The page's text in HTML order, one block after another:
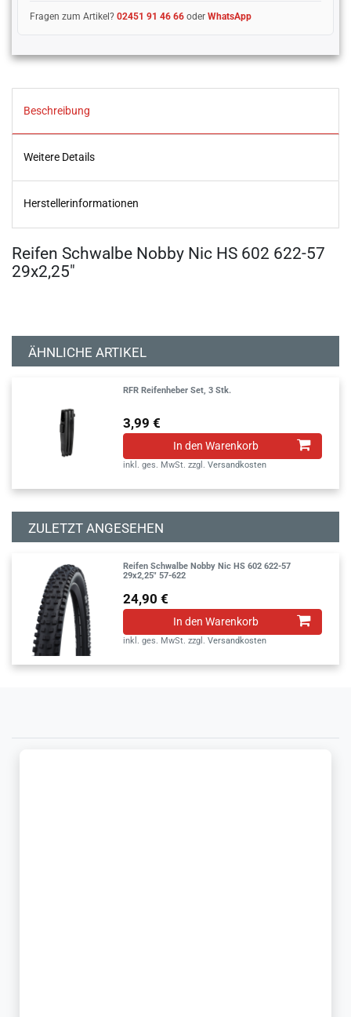
Fragen zum Artikel?02451 91 46 66 oderWhatsApp
Beschreibung
Weitere Details
Herstellerinformationen
Reifen Schwalbe Nobby Nic HS 602 622-57
29x2,25"
ÄHNLICHE ARTIKEL
RFR Reifenheber Set, 3 Stk.
3,99 €
In den Warenkorb
inkl. ges. MwSt. zzgl.Versandkosten
ZULETZT ANGESEHEN
Reifen Schwalbe Nobby Nic HS 602 622-57
29x2,25" 57-622
24,90 €
In den Warenkorb
inkl. ges. MwSt. zzgl.Versandkosten